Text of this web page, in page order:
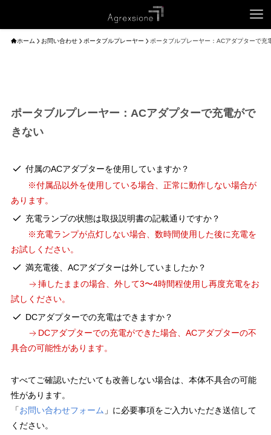
ホーム お問い合わせ ポータブルプレーヤー ポータブルプレーヤー：ACアダプターで充
ポータブルプレーヤー：ACアダプターで充電がで
きない
付属のACアダプターを使用していますか？
※付属品以外を使用している場合、正常に動作しない場合が
あります。
充電ランプの状態は取扱説明書の記載通りですか？
※充電ランプが点灯しない場合、数時間使用した後に充電を
お試しください。
満充電後、ACアダプターは外していましたか？
挿したままの場合、外して3〜4時間程使用し再度充電をお
試しください。
DCアダプターでの充電はできますか？
DCアダプターでの充電ができた場合、ACアダプターの不
具合の可能性があります。
すべてご確認いただいても改善しない場合は、本体不具合の可能
性があります。
「お問い合わせフォーム 」に必要事項をご入力いただき送信して
ください。